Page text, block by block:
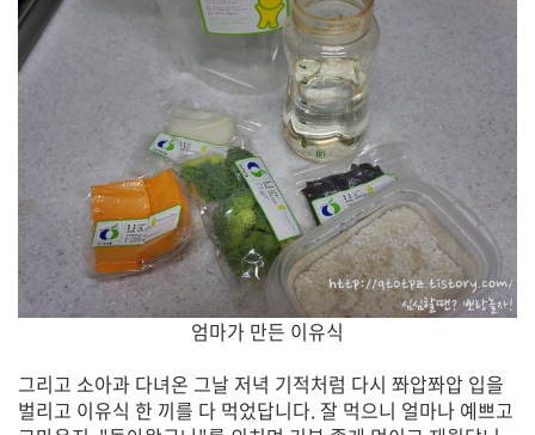
엄마가 만든 이유식
그리고 소아과 다녀온 그날 저녁 기적처럼 다시 쫘압쫘압 입을
벌리고 이유식 한 끼를 다 먹었답니다. 잘 먹으니 얼마나 예쁘고